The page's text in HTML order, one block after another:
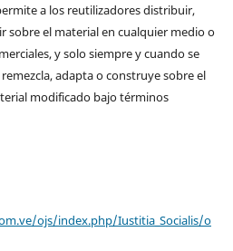
a los reutilizadores distribuir,
sobre el material en cualquier medio o
y solo siempre y cuando se
adapta o construye sobre el
modificado bajo términos
ojs/index.php/Iustitia_Socialis/o